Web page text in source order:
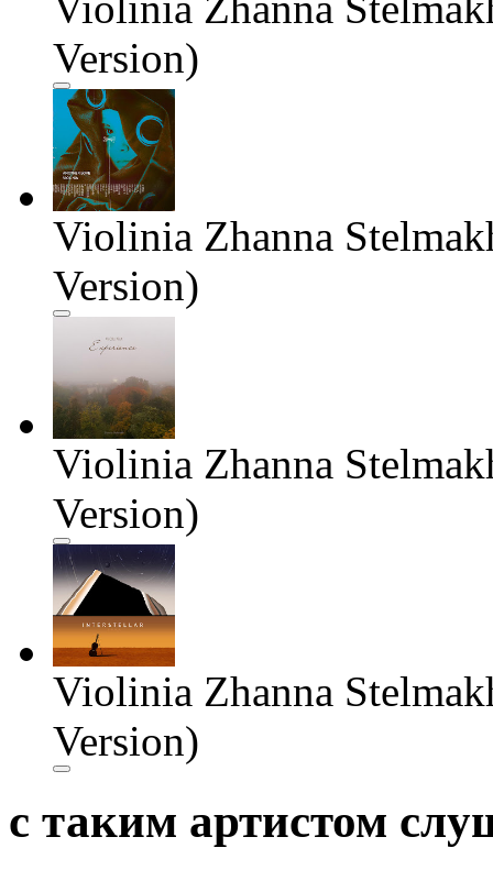
Version)
Violinia Zhanna
Version)
Violinia Zhanna
Version)
Violinia Zhanna
Version)
с таким артистом